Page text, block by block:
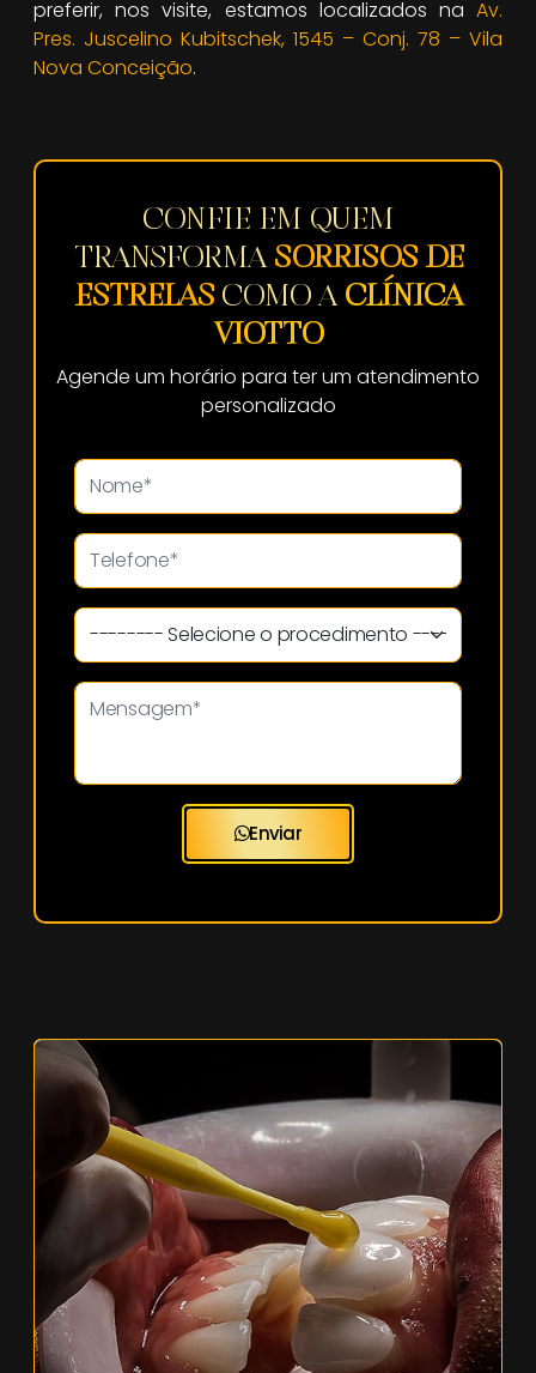
preferir, nos visite, estamos localizados na Av.
Pres. Juscelino Kubitschek, 1545 – Conj. 78 – Vila
Nova Conceição.
CONFIE EM QUEM
TRANSFORMASORRISOS DE
ESTRELASCOMO ACLÍNICA
VIOTTO
Agende um horário para ter um atendimento
personalizado
Enviar
Harmonização do sorriso